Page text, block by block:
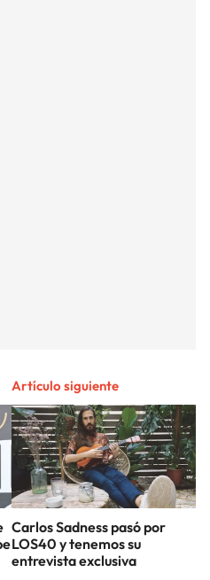
Artículo siguiente
Carlos Sadness pasó por
LOS40 y tenemos su
entrevista exclusiva